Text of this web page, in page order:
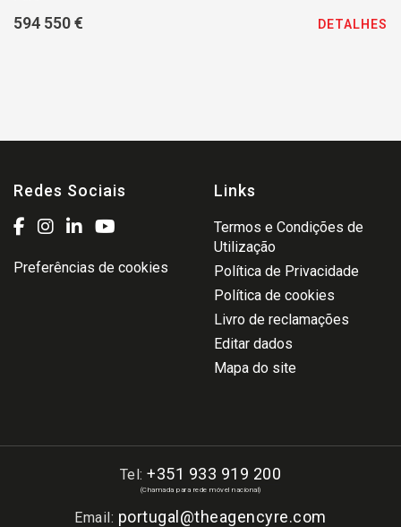
594 550 € DETALHES
Redes Sociais
Preferências de cookies
Links
Termos e Condições de
Utilização
Política de Privacidade
Política de cookies
Livro de reclamações
Editar dados
Mapa do site
Tel:+351 933 919 200
(Chamada para rede móvel nacional)
Email: portugal@theagencyre.com